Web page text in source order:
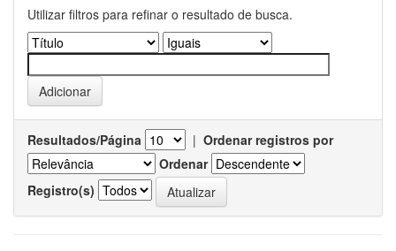
Utilizar filtros para refinar o resultado de busca.
Resultados/Página | Ordenar registros por
Ordenar
Registro(s)